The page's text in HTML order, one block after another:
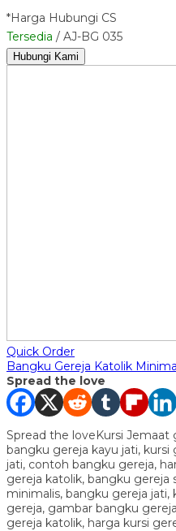
*Harga Hubungi CS
Tersedia / AJ-BG 035
Hubungi Kami
Quick Order
Bangku Gereja Katolik
Spread the love
Spread the loveKursi Jemaat
bangku gereja kayu jati,
jati, contoh bangku gereja,
gereja katolik, bangku gereja
minimalis, bangku gereja jati,
gereja, gambar bangku
gereja katolik, harga kursi